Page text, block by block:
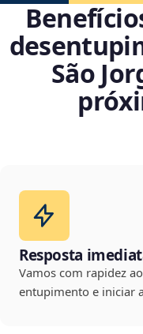
São
Resposta
Vamos com rapidez
entupimento e iniciar